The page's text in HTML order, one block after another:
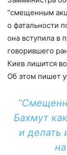
“смещенным
о фатальности
она вступила в
говорившего
Киев лишится
Об этом пишет
Бахмут
и делать